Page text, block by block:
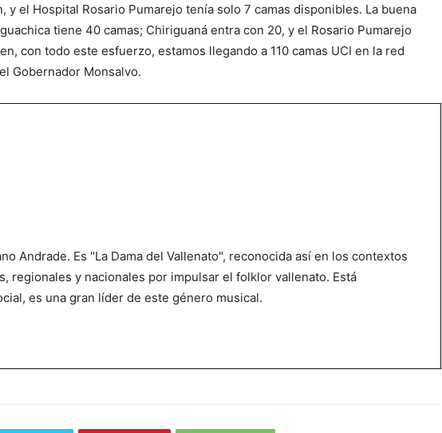
y el Hospital Rosario Pumarejo tenía solo 7 camas disponibles. La buena
tiene 40 camas; Chiriguaná entra con 20, y el Rosario Pumarejo
con todo este esfuerzo, estamos llegando a 110 camas UCI en la red
Gobernador Monsalvo.
Andrade. Es "La Dama del Vallenato", reconocida así en los contextos
regionales y nacionales por impulsar el folklor vallenato. Está
es una gran líder de este género musical.